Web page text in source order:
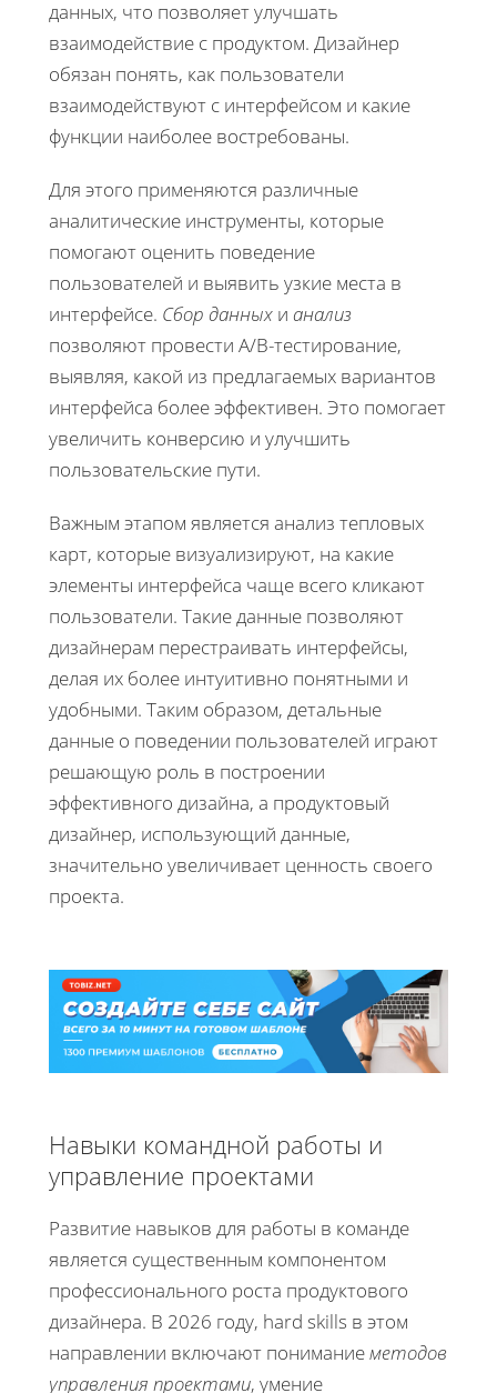
данных, что позволяет улучшать
взаимодействие с продуктом. Дизайнер
обязан понять, как пользователи
взаимодействуют с интерфейсом и какие
функции наиболее востребованы.
Для этого применяются различные
аналитические инструменты, которые
помогают оценить поведение
пользователей и выявить узкие места в
интерфейсе. Сбор данных и анализ
позволяют провести A/B-тестирование,
выявляя, какой из предлагаемых вариантов
интерфейса более эффективен. Это помогает
увеличить конверсию и улучшить
пользовательские пути.
Важным этапом является анализ тепловых
карт, которые визуализируют, на какие
элементы интерфейса чаще всего кликают
пользователи. Такие данные позволяют
дизайнерам перестраивать интерфейсы,
делая их более интуитивно понятными и
удобными. Таким образом, детальные
данные о поведении пользователей играют
решающую роль в построении
эффективного дизайна, а продуктовый
дизайнер, использующий данные,
значительно увеличивает ценность своего
проекта.
Навыки командной работы и
управление проектами
Развитие навыков для работы в команде
является существенным компонентом
профессионального роста продуктового
дизайнера. В 2026 году, hard skills в этом
направлении включают пониманиеметодов
управления проектами, умение